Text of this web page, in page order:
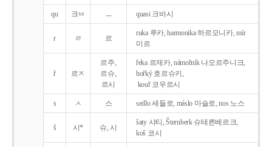
qu 크ㅂ ㅡ quasi 크바시
r ㄹ 르
ruka 루카, harmonika 하르모니카, mír
미르
ř 르ㅈ
르주,
르슈,
르시
řeka 르제카, námořník 나모르주니크,
hořký 호르슈키,
kouř 코우르시
s ㅅ 스 sedlo 세들로, máslo 마슬로, nos 노스
š 시* 슈, 시
šaty 샤티, Šternberk 슈테른베르크,
koš 코시